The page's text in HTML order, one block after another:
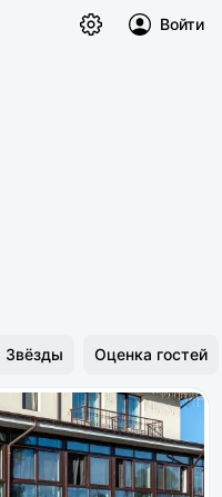
Войти
Звёзды Оценка гостей